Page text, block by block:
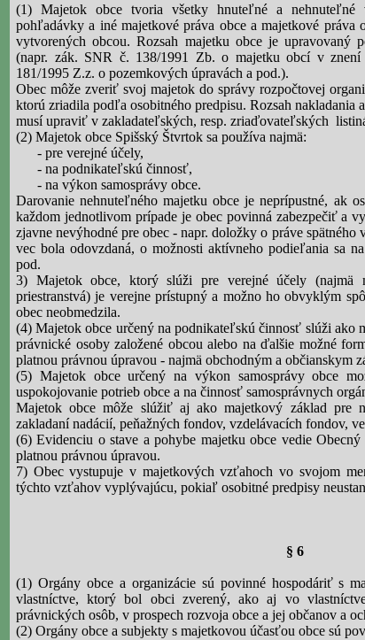
(1) Majetok obce tvoria všetky hnuteľné a
pohľadávky a iné majetkové práva obce a majetkové práva
vytvorených obcou. Rozsah majetku obce je upravovaný
(napr. zák. SNR č. 138/1991 Zb. o majetku obcí v
181/1995 Z.z. o pozemkových úpravách a pod.).
Obec môže zveriť svoj majetok do správy rozpočtovej
ktorú zriadila podľa osobitného predpisu. Rozsah nakladania
musí upraviť v zakladateľských, resp. zriaďovateľských
(2) Majetok obce Spišský Štvrtok sa používa najmä:
- pre verejné účely,
- na podnikateľskú činnosť,
- na výkon samosprávy obce.
Darovanie nehnuteľného majetku obce je neprípustné, ak
každom jednotlivom prípade je obec povinná zabezpečiť a
zjavne nevýhodné pre obec - napr. doložky o práve spätného
vec bola odovzdaná, o možnosti aktívneho podieľania sa
pod.
3) Majetok obce, ktorý slúži pre verejné účely (najmä
priestranstvá) je verejne prístupný a možno ho obvyklým
obec neobmedzila.
(4) Majetok obce určený na podnikateľskú činnosť slúži ako
právnické osoby založené obcou alebo na ďalšie možné
platnou právnou úpravou - najmä obchodným a občianskym
(5) Majetok obce určený na výkon samosprávy obce
uspokojovanie potrieb obce a na činnosť samosprávnych
Majetok obce môže slúžiť aj ako majetkový základ pre
zakladaní nadácií, peňažných fondov, vzdelávacích fondov,
(6) Evidenciu o stave a pohybe majetku obce vedie
platnou právnou úpravou.
7) Obec vystupuje v majetkových vzťahoch vo svojom
týchto vzťahov vyplývajúcu, pokiaľ osobitné predpisy
§ 6
(1) Orgány obce a organizácie sú povinné hospodáriť s
vlastníctve, ktorý bol obci zverený, ako aj vo
právnických osôb, v prospech rozvoja obce a jej občanov a
(2) Orgány obce a subjekty s majetkovou účasťou obce sú